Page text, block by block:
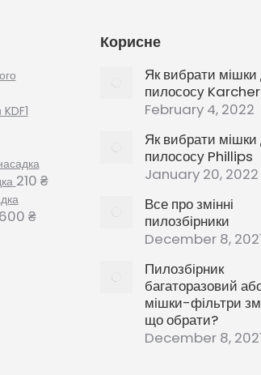
210 ₴
600 ₴
Корисне
Як вибрати
пилососу Karcher
February 4, 2022
Як вибрати
пилососу Phillips
January 20, 2022
Все про змінні
пилозбірники
December 8,
Пилозбірник
багаторазовий
мішки-фільтри
що обрати?
December 8,